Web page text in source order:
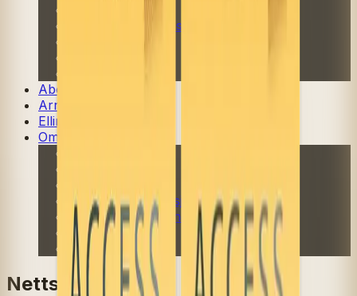
Norsk som andrespråk
Abonnement
Arrangementer
Elling bokkafé
Om Cappelen Damm
Priser og nominasjoner
Stipender og minnepriser
Kataloger
Rapport 2025
Nettsted